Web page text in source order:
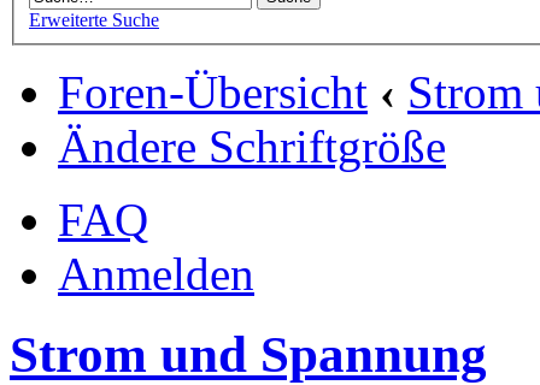
Erweiterte Suche
Foren-Übersicht ‹ Strom
Ändere Schriftgröße
FAQ
Anmelden
Strom und Spannung